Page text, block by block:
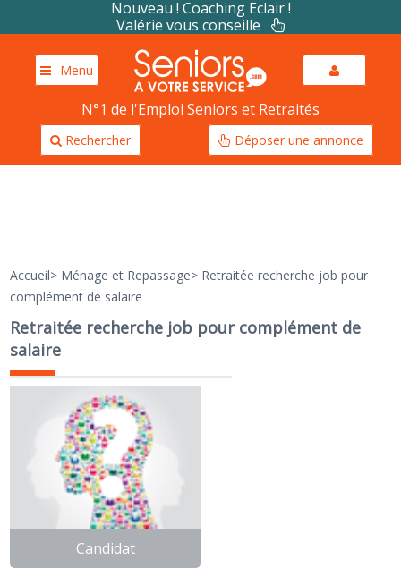
Nouveau ! Coaching Eclair !
Valérie vous conseille
Menu
N°1 de l'Emploi Seniors et Retraités
Rechercher Déposer une annonce
Accueil> Ménage et Repassage> Retraitée recherche job pour
complément de salaire
Retraitée recherche job pour complément de
salaire
Candidat